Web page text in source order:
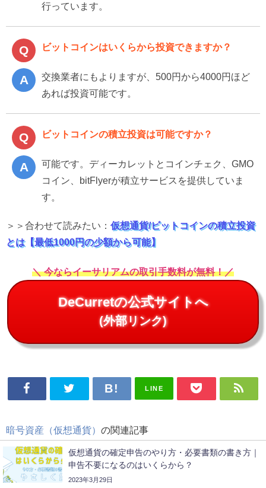
行っています。
ビットコインはいくらから投資できますか？
交換業者にもよりますが、500円から4000円ほど
あれば投資可能です。
ビットコインの積立投資は可能ですか？
可能です。ディーカレットとコインチェク、GMO
コイン、bitFlyerが積立サービスを提供していま
す。
＞＞合わせて読みたい： 仮想通貨/ビットコインの積立投資
とは【最低1000円の少額から可能】
＼ 今ならイーサリアムの取引手数料が無料！／
DeCurretの公式サイトへ
(外部リンク)
LINE
暗号資産（仮想通貨） の関連記事
仮想通貨の確定申告のやり方・必要書類の書き方｜
申告不要になるのはいくらから？
2023年3月29日